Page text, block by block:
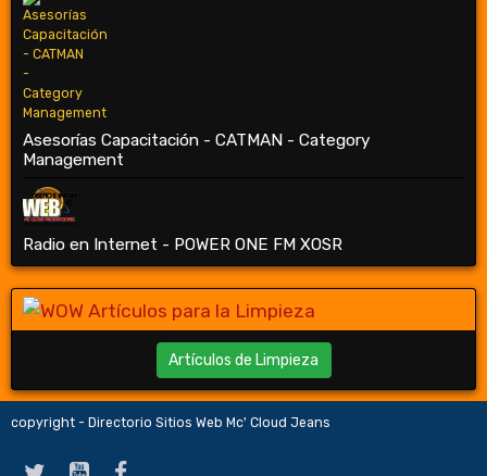
Asesorías Capacitación - CATMAN - Category
Management
Radio en Internet - POWER ONE FM XOSR
Artículos de Limpieza
copyright - Directorio Sitios Web Mc' Cloud Jeans